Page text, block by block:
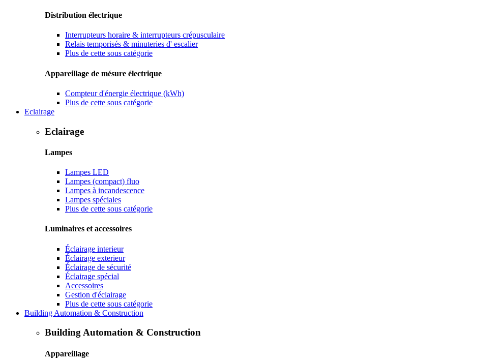
Distribution électrique
Interrupteurs horaire & interrupteurs crépusculaire
Relais temporisés & minuteries d' escalier
Plus de cette sous catégorie
Appareillage de mésure électrique
Compteur d'énergie électrique (kWh)
Plus de cette sous catégorie
Eclairage
Eclairage
Lampes
Lampes LED
Lampes (compact) fluo
Lampes à incandescence
Lampes spéciales
Plus de cette sous catégorie
Luminaires et accessoires
Éclairage interieur
Éclairage exterieur
Éclairage de sécurité
Éclairage spécial
Accessoires
Gestion d'éclairage
Plus de cette sous catégorie
Building Automation & Construction
Building Automation & Construction
Appareillage